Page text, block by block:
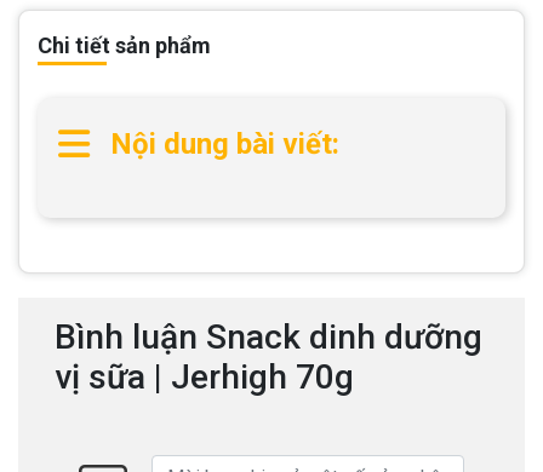
Chi tiết sản phẩm
Nội dung bài viết:
Bình luận Snack dinh dưỡng
vị sữa | Jerhigh 70g